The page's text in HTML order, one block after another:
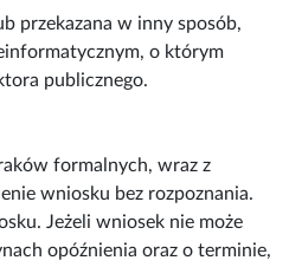
przekazana w inny sposób,
o którym
publicznego.
formalnych, wraz z
wniosku bez rozpoznania.
Jeżeli wniosek nie może
opóźnienia oraz o terminie,